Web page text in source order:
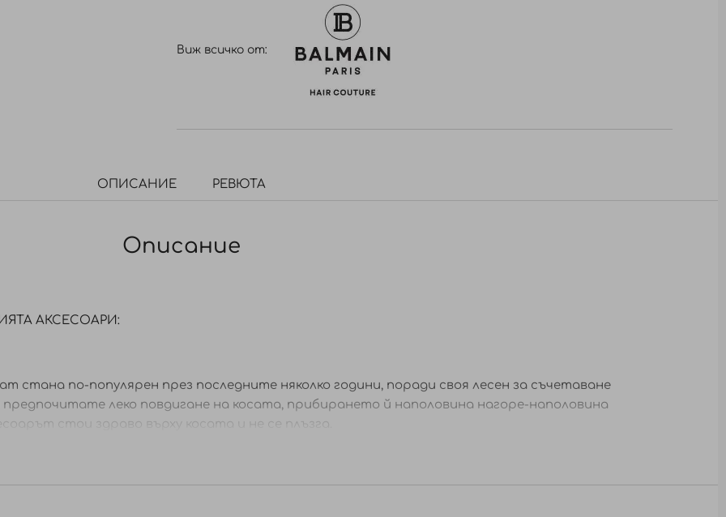
Виж всичко от:
ОПИСАНИЕ РЕВЮТА
Описание
АКСЕСОАРИ:
стана по-популярен през последните няколко години, поради своя лесен за съчетаване
леко повдигане на косата, прибирането й наполовина нагоре-наполовина
стои здраво върху косата и не се плъзга.